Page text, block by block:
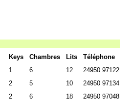
Keys Chambres Lits
Téléphone
1 6 12
24950 97122
2 5 10
24950 97134
2 6 18
24950 97048